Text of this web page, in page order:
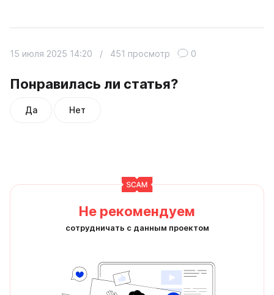
Понравилась ли статья?
Да Нет
15 июля 2025 14:20 / 451 просмотр 0
Не рекомендуем
сотрудничать с данным проектом